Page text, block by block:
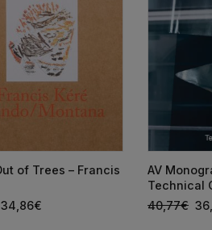
of Trees – Francis
34,86€
AV
Technical
40,77€